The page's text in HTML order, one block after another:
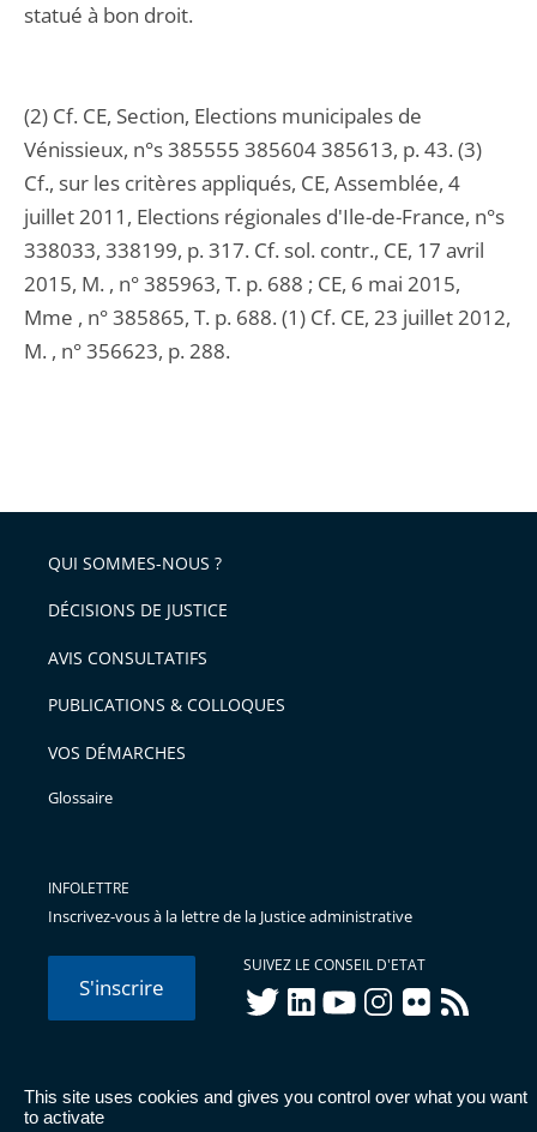
This site uses cookies and gives you control over what you want
to activate
statué à bon droit.
(2) Cf. CE, Section, Elections municipales de
Vénissieux, n°s 385555 385604 385613, p. 43. (3)
Cf., sur les critères appliqués, CE, Assemblée, 4
juillet 2011, Elections régionales d'Ile-de-France, n°s
338033, 338199, p. 317. Cf. sol. contr., CE, 17 avril
2015, M. , n° 385963, T. p. 688 ; CE, 6 mai 2015,
Mme , n° 385865, T. p. 688. (1) Cf. CE, 23 juillet 2012,
M. , n° 356623, p. 288.
QUI SOMMES-NOUS ?
DÉCISIONS DE JUSTICE
AVIS CONSULTATIFS
PUBLICATIONS & COLLOQUES
VOS DÉMARCHES
Glossaire
INFOLETTRE
Inscrivez-vous à la lettre de la Justice administrative
S'inscrire
SUIVEZ LE CONSEIL D'ETAT
twitterlinkedInyoutubeinstagram
flickr rss
© Conseil d'État 2026 - Mentions légales
Données